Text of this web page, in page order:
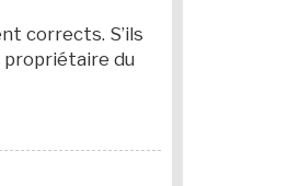
corrects. S’ils
propriétaire du